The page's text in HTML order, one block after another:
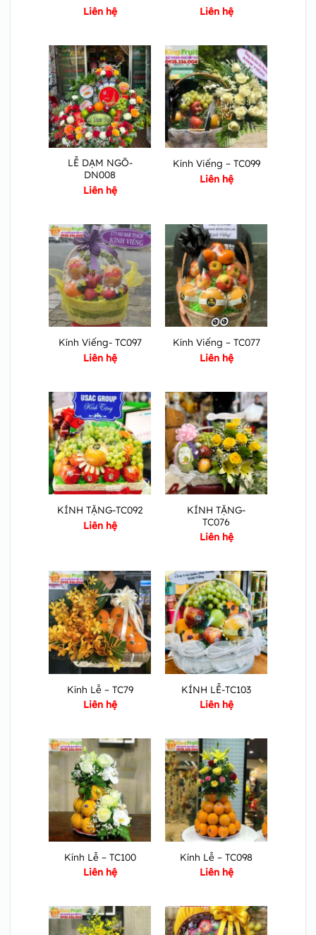
Liên hệ
Liên hệ
LỄ DẠM NGÕ-
DN008
Liên hệ
Kính Viếng – TC099
Liên hệ
Kính Viếng- TC097
Liên hệ
Kính Viếng – TC077
Liên hệ
KÍNH TẶNG-TC092
Liên hệ
KÍNH TẶNG-
TC076
Liên hệ
Kính Lễ – TC79
Liên hệ
KÍNH LỄ-TC103
Liên hệ
Kính Lễ – TC100
Liên hệ
Kính Lễ – TC098
Liên hệ